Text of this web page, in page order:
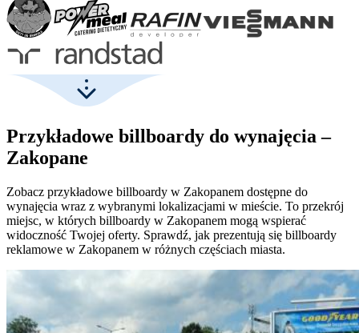
Przykładowe billboardy do wynajęcia –
Zakopane
Zobacz przykładowe billboardy w Zakopanem dostępne do
wynajęcia wraz z wybranymi lokalizacjami w mieście. To przekrój
miejsc, w których billboardy w Zakopanem mogą wspierać
widoczność Twojej oferty. Sprawdź, jak prezentują się billboardy
reklamowe w Zakopanem w różnych częściach miasta.